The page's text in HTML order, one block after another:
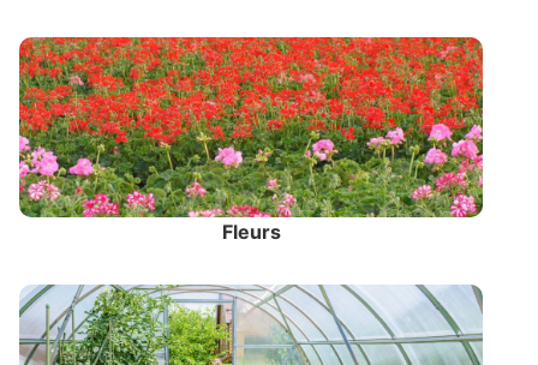
Fleurs